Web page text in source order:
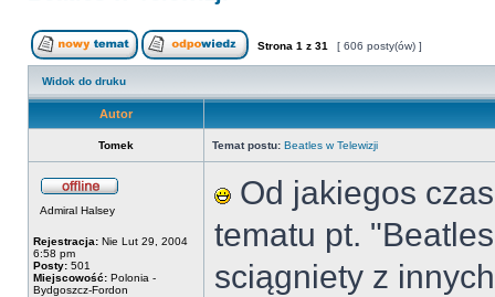
Strona 1 z 31 [ 606 posty(ów) ]
Widok do druku
Autor
Tomek Temat postu: Beatles w Telewizji
Admiral Halsey
Rejestracja: Nie Lut 29, 2004
6:58 pm
Posty: 501
Miejscowość: Polonia -
Bydgoszcz-Fordon
Od jakiegos
tematu pt.
sciągniety z